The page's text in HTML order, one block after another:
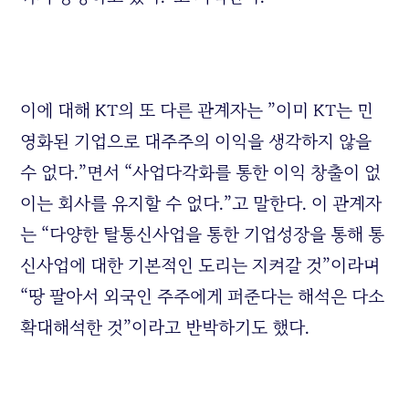
이에 대해 KT의 또 다른 관계자는 ”이미 KT는 민
영화된 기업으로 대주주의 이익을 생각하지 않을
수 없다.”면서 “사업다각화를 통한 이익 창출이 없
이는 회사를 유지할 수 없다.”고 말한다. 이 관계자
는 “다양한 탈통신사업을 통한 기업성장을 통해 통
신사업에 대한 기본적인 도리는 지켜갈 것”이라며
“땅 팔아서 외국인 주주에게 퍼준다는 해석은 다소
확대해석한 것”이라고 반박하기도 했다.